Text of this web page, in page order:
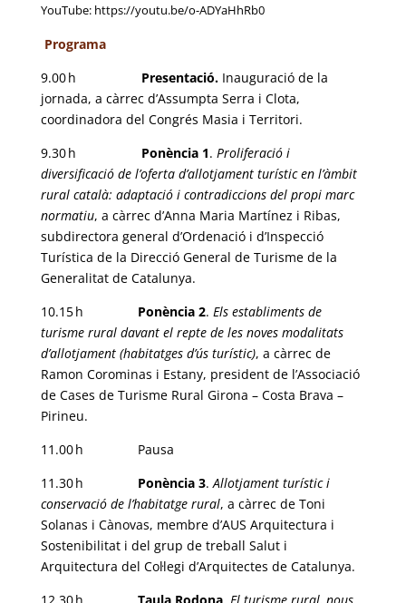
YouTube: https://youtu.be/o-ADYaHhRb0
Programa
9.00 h Presentació. Inauguració de la
jornada, a càrrec d’Assumpta Serra i Clota,
coordinadora del Congrés Masia i Territori.
9.30 h Ponència 1. Proliferació i
diversificació de l’oferta d’allotjament turístic en l’àmbit
rural català: adaptació i contradiccions del propi marc
normatiu, a càrrec d’Anna Maria Martínez i Ribas,
subdirectora general d’Ordenació i d’Inspecció
Turística de la Direcció General de Turisme de la
Generalitat de Catalunya.
10.15 h Ponència 2. Els establiments de
turisme rural davant el repte de les noves modalitats
d’allotjament (habitatges d’ús turístic), a càrrec de
Ramon Corominas i Estany, president de l’Associació
de Cases de Turisme Rural Girona – Costa Brava –
Pirineu.
11.00 h Pausa
11.30 h Ponència 3.Allotjament turístic i
conservació de l’habitatge rural, a càrrec de Toni
Solanas i Cànovas, membre d’AUS Arquitectura i
Sostenibilitat i del grup de treball Salut i
Arquitectura del Col·legi d’Arquitectes de Catalunya.